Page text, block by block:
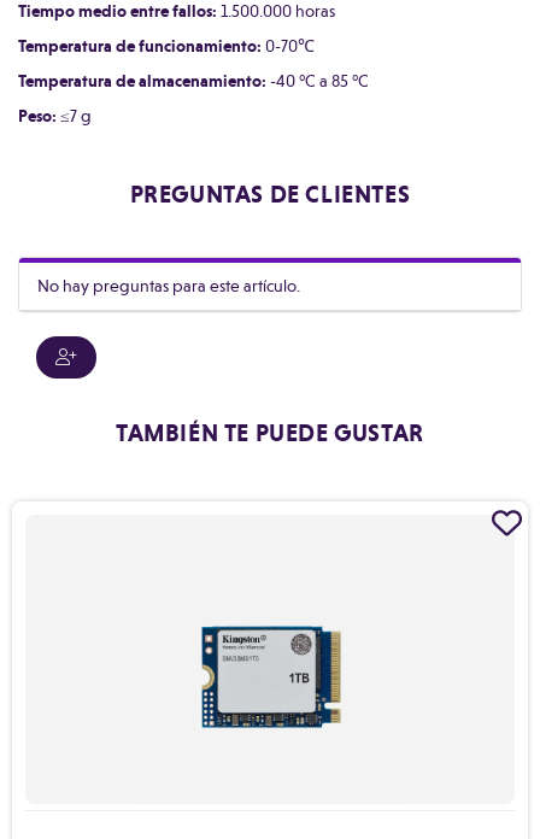
Tiempo medio entre fallos: 1.500.000 horas
Temperatura de funcionamiento: 0-70℃
Temperatura de almacenamiento: -40 °C a 85 °C
Peso: ≤7 g
PREGUNTAS DE CLIENTES
No hay preguntas para este artículo.
TAMBIÉN TE PUEDE GUSTAR